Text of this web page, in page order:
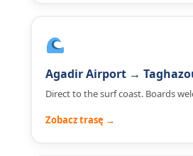
Agadir Airport →
Direct to the surf coast. Boards
Zobacz trasę →